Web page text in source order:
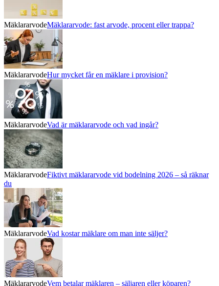
MäklararvodeMäklararvode: fast arvode, procent eller trappa?
MäklararvodeHur mycket får en mäklare i provision?
MäklararvodeVad är mäklararvode och vad ingår?
MäklararvodeFiktivt mäklararvode vid bodelning 2026 – så räknar
du
MäklararvodeVad kostar mäklare om man inte säljer?
MäklararvodeVem betalar mäklaren – säljaren eller köparen?